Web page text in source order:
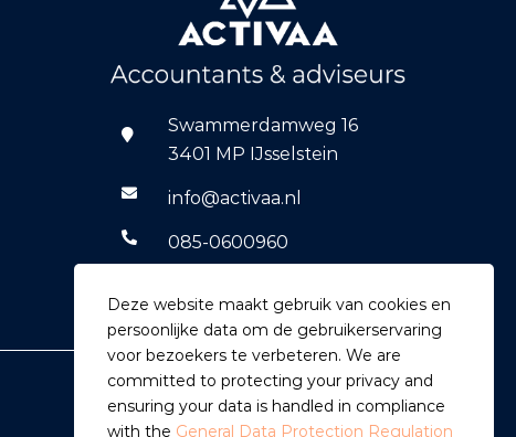
Swammerdamweg 16
3401 MP IJsselstein
info@activaa.nl
085-0600960
Deze website maakt gebruik van cookies en
persoonlijke data om de gebruikerservaring
voor bezoekers te verbeteren. We are
committed to protecting your privacy and
ensuring your data is handled in compliance
with the General Data Protection Regulation